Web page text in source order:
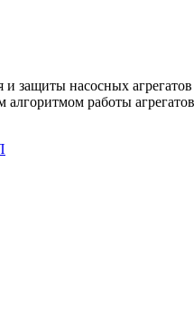
насосных
работы